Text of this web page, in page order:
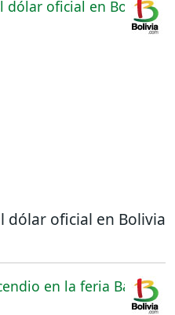
dólar oficial en Bolivia